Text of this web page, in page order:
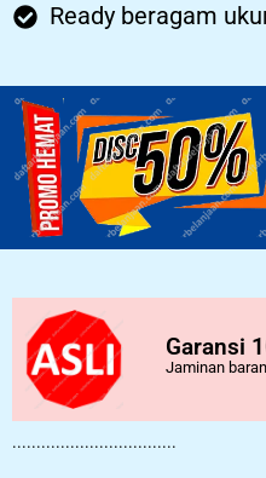
Ready beragam
Garansi
Jaminan
..................................